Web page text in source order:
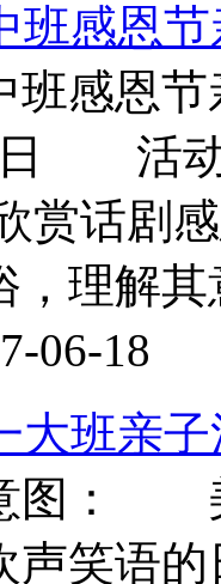
班感恩
感恩
x日 活
话剧
，理解
06-18
大班亲
： 美
声笑语